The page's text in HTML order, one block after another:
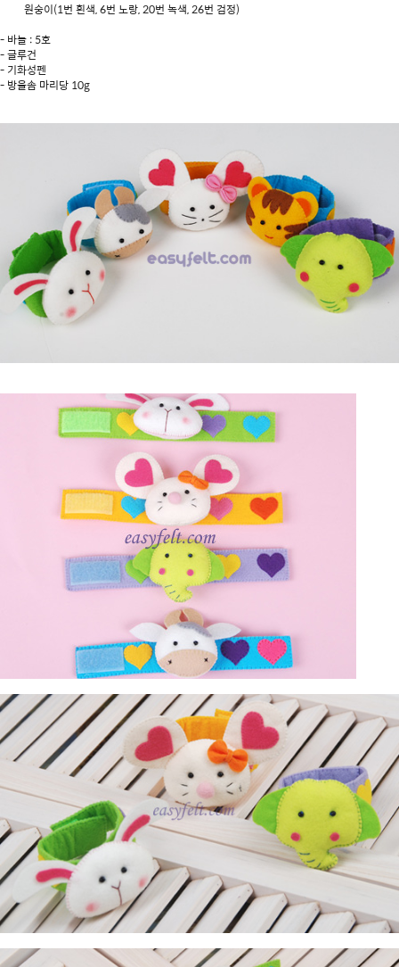
원숭이(1번 흰색, 6번 노랑, 20번 녹색, 26번 검정)
- 바늘 : 5호
- 글루건
- 기화성펜
- 방울솜 마리당 10g